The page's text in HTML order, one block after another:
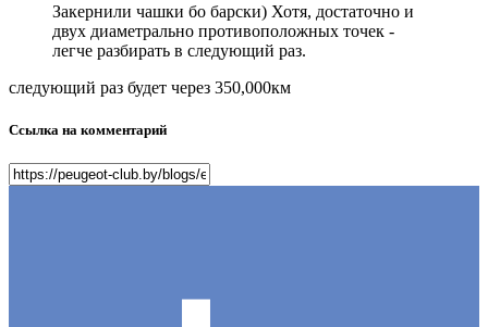
Закернили чашки бо барски) Хотя, достаточно и
двух диаметрально противоположных точек -
легче разбирать в следующий раз.
следующий раз будет через 350,000км
Ссылка на комментарий